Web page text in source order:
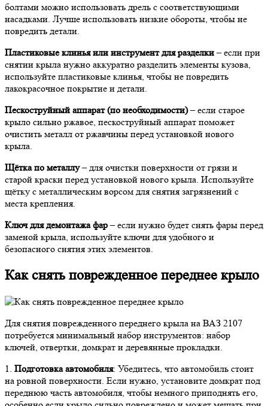
болтами можно использовать дрель с соответствующими
насадками. Лучше использовать низкие обороты, чтобы не
повредить детали.
Пластиковые клинья или инструмент для разделки– если при
снятии крыла нужно аккуратно разделить элементы кузова,
используйте пластиковые клинья, чтобы не повредить
лакокрасочное покрытие и детали.
Пескоструйный аппарат (по необходимости)– если старое
крыло сильно ржавое, пескоструйный аппарат поможет
очистить металл от ржавчины перед установкой нового
крыла.
Щётка по металлу– для очистки поверхности от грязи и
старой краски перед установкой нового крыла. Используйте
щётку с металлическим ворсом для снятия загрязнений с
места крепления.
Ключ для демонтажа фар– если нужно будет снять фары перед
заменой крыла, используйте ключи для удобного и
безопасного снятия этих элементов.
Как снять поврежденное переднее крыло
Для снятия поврежденного переднего крыла на ВАЗ 2107
потребуется минимальный набор инструментов: набор
ключей, отвертки, домкрат и деревянные прокладки.
1. Подготовка автомобиля: Убедитесь, что автомобиль стоит
на ровной поверхности. Если нужно, установите домкрат под
переднюю часть автомобиля, чтобы немного приподнять его,